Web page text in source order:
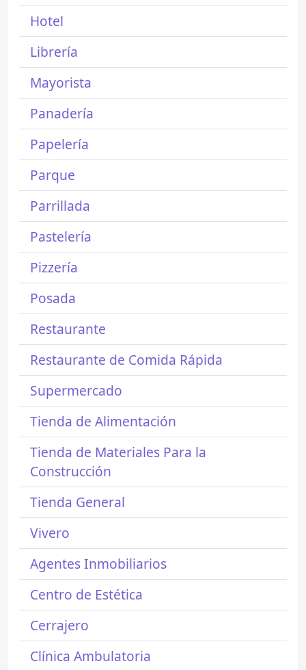
Hotel
Librería
Mayorista
Panadería
Papelería
Parque
Parrillada
Pastelería
Pizzería
Posada
Restaurante
Restaurante de Comida Rápida
Supermercado
Tienda de Alimentación
Tienda de Materiales Para la
Construcción
Tienda General
Vivero
Agentes Inmobiliarios
Centro de Estética
Cerrajero
Clínica Ambulatoria